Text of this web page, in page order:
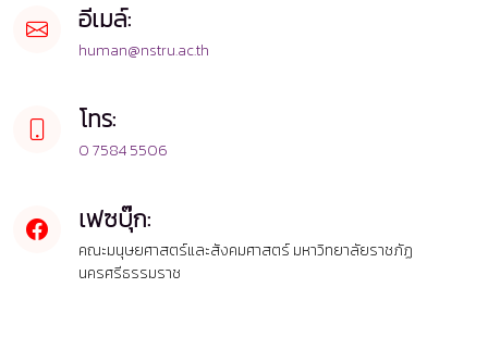
อีเมล์:
human@nstru.ac.th
โทร:
0 7584 5506
เฟซบุ๊ก:
คณะมนุษยศาสตร์และสังคมศาสตร์ มหาวิทยาลัยราชภัฏ
นครศรีธรรมราช